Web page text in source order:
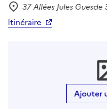
Adresse
37 Allées Jules
Itinéraire
Ajouter